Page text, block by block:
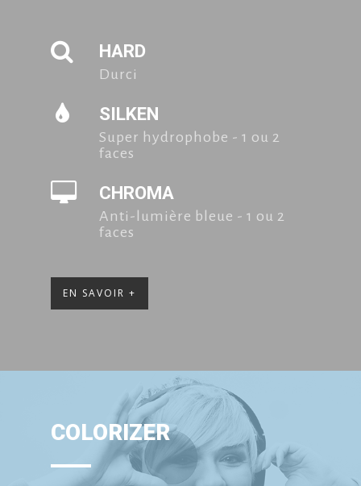
HARD
Durci
SILKEN
Super hydrophobe - 1 ou 2
faces
CHROMA
Anti-lumière bleue - 1 ou 2
faces
EN SAVOIR +
COLORIZER